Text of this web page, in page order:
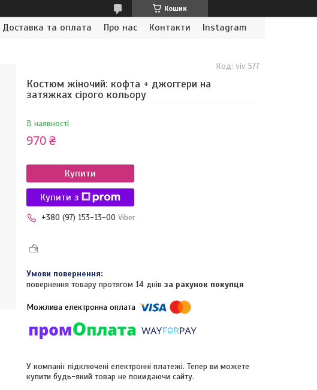
Кошик
Доставка та оплата Про нас Контакти Instagram
Костюм жіночий: кофта + джоггери на
затяжках сірого кольору
В наявності
Код:viv 577
970 ₴
Купити
Купити з
+380 (97) 153-13-00 Viber
повернення товару протягом 14 днів за рахунок покупця
У компанії підключені електронні платежі. Тепер ви можете
купити будь-який товар не покидаючи сайту.